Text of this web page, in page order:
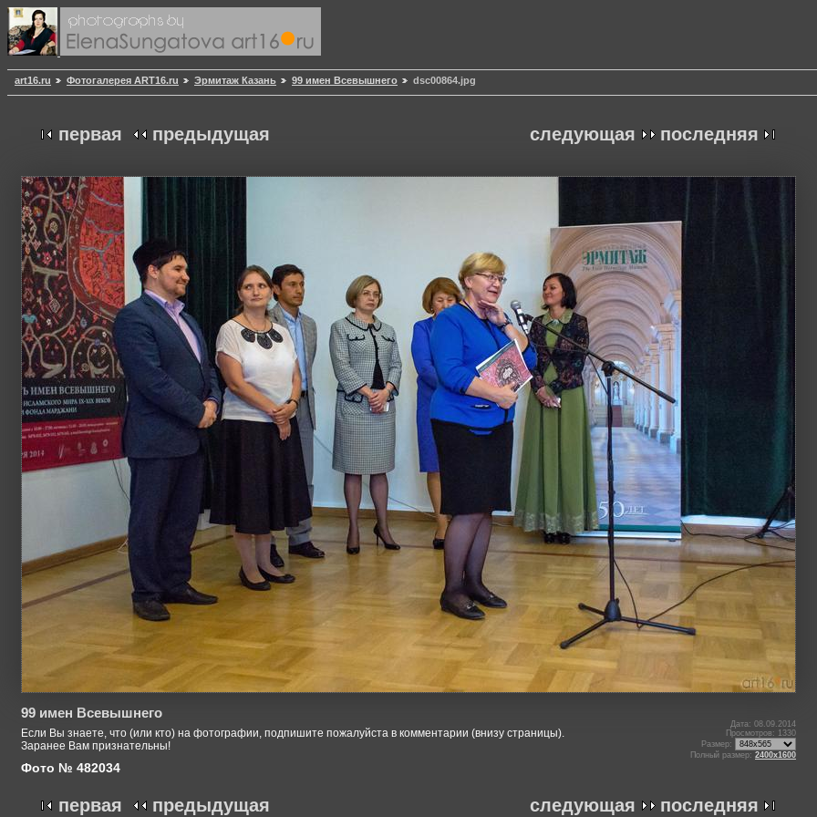
art16.ru Фотогалерея ART16.ru Эрмитаж Казань 99 имен Всевышнего dsc00864.jpg
следующая последняя
первая предыдущая
99 имен Всевышнего
Если Вы знаете, что (или кто) на фотографии, подпишите пожалуйста в комментарии (внизу страницы).
Заранее Вам признательны!
Фото № 482034
Дата: 08.09.2014
Просмотров: 1330
Размер:
Полный размер: 2400x1600
следующая последняя
первая предыдущая